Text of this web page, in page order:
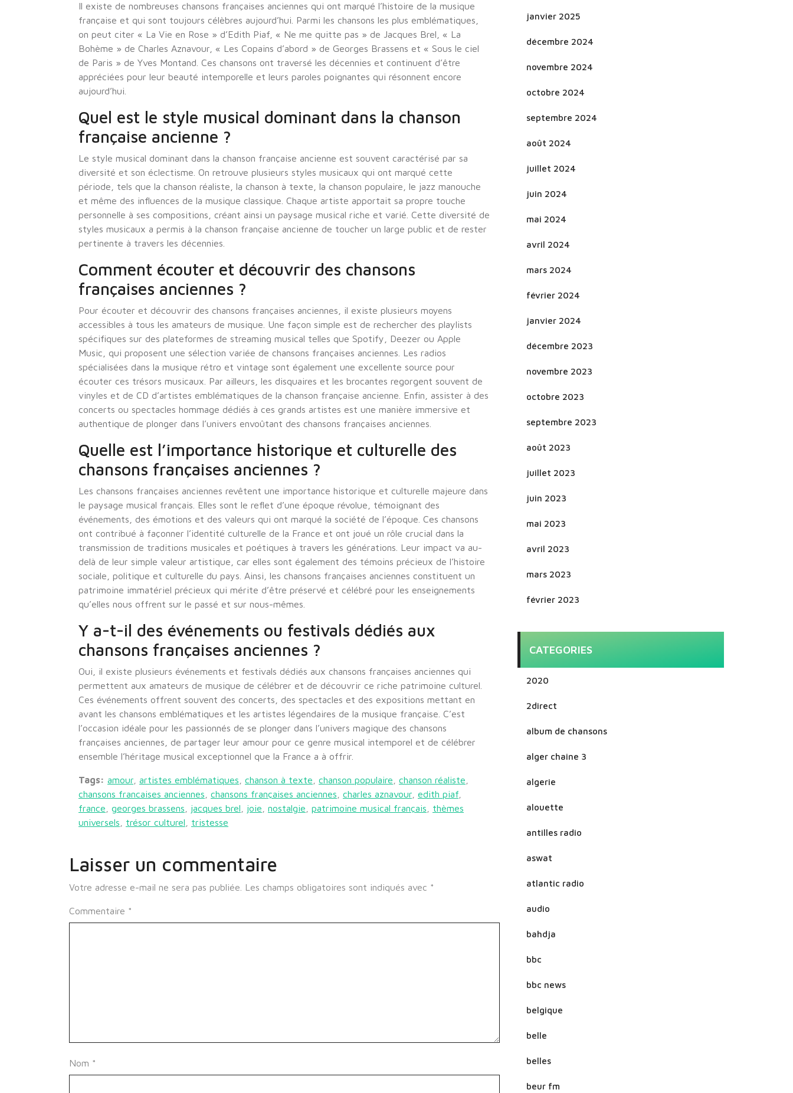
Il existe de nombreuses chansons françaises anciennes qui ont marqué l’histoire de la musique
française et qui sont toujours célèbres aujourd’hui. Parmi les chansons les plus emblématiques,
on peut citer « La Vie en Rose » d’Edith Piaf, « Ne me quitte pas » de Jacques Brel, « La
Bohème » de Charles Aznavour, « Les Copains d’abord » de Georges Brassens et « Sous le ciel
de Paris » de Yves Montand. Ces chansons ont traversé les décennies et continuent d’être
appréciées pour leur beauté intemporelle et leurs paroles poignantes qui résonnent encore
aujourd’hui.
Quel est le style musical dominant dans la chanson
française ancienne ?
Le style musical dominant dans la chanson française ancienne est souvent caractérisé par sa
diversité et son éclectisme. On retrouve plusieurs styles musicaux qui ont marqué cette
période, tels que la chanson réaliste, la chanson à texte, la chanson populaire, le jazz manouche
et même des influences de la musique classique. Chaque artiste apportait sa propre touche
personnelle à ses compositions, créant ainsi un paysage musical riche et varié. Cette diversité de
styles musicaux a permis à la chanson française ancienne de toucher un large public et de rester
pertinente à travers les décennies.
Comment écouter et découvrir des chansons
françaises anciennes ?
Pour écouter et découvrir des chansons françaises anciennes, il existe plusieurs moyens
accessibles à tous les amateurs de musique. Une façon simple est de rechercher des playlists
spécifiques sur des plateformes de streaming musical telles que Spotify, Deezer ou Apple
Music, qui proposent une sélection variée de chansons françaises anciennes. Les radios
spécialisées dans la musique rétro et vintage sont également une excellente source pour
écouter ces trésors musicaux. Par ailleurs, les disquaires et les brocantes regorgent souvent de
vinyles et de CD d’artistes emblématiques de la chanson française ancienne. Enfin, assister à des
concerts ou spectacles hommage dédiés à ces grands artistes est une manière immersive et
authentique de plonger dans l’univers envoûtant des chansons françaises anciennes.
Quelle est l’importance historique et culturelle des
chansons françaises anciennes ?
Les chansons françaises anciennes revêtent une importance historique et culturelle majeure dans
le paysage musical français. Elles sont le reflet d’une époque révolue, témoignant des
événements, des émotions et des valeurs qui ont marqué la société de l’époque. Ces chansons
ont contribué à façonner l’identité culturelle de la France et ont joué un rôle crucial dans la
transmission de traditions musicales et poétiques à travers les générations. Leur impact va au-
delà de leur simple valeur artistique, car elles sont également des témoins précieux de l’histoire
sociale, politique et culturelle du pays. Ainsi, les chansons françaises anciennes constituent un
patrimoine immatériel précieux qui mérite d’être préservé et célébré pour les enseignements
qu’elles nous offrent sur le passé et sur nous-mêmes.
Y a-t-il des événements ou festivals dédiés aux
chansons françaises anciennes ?
Oui, il existe plusieurs événements et festivals dédiés aux chansons françaises anciennes qui
permettent aux amateurs de musique de célébrer et de découvrir ce riche patrimoine culturel.
Ces événements offrent souvent des concerts, des spectacles et des expositions mettant en
avant les chansons emblématiques et les artistes légendaires de la musique française. C’est
l’occasion idéale pour les passionnés de se plonger dans l’univers magique des chansons
françaises anciennes, de partager leur amour pour ce genre musical intemporel et de célébrer
ensemble l’héritage musical exceptionnel que la France a à offrir.
Tags: amour artistes emblématiques chanson à texte chanson populaire chanson réaliste
chansons francaises anciennes
chansons françaises anciennes charles aznavour edith piaf
france
georges brassens jacques brel joie nostalgie patrimoine musical français
thèmes
universels
trésor culturel tristesse
Laisser un commentaire
Votre adresse e-mail ne sera pas publiée. Les champs obligatoires sont indiqués avec *
Commentaire *
Nom *
janvier 2025
décembre 2024
novembre 2024
octobre 2024
septembre 2024
août 2024
juillet 2024
juin 2024
mai 2024
avril 2024
mars 2024
février 2024
janvier 2024
décembre 2023
novembre 2023
octobre 2023
septembre 2023
août 2023
juillet 2023
juin 2023
mai 2023
avril 2023
mars 2023
février 2023
CATEGORIES
2020
2direct
album de chansons
alger chaine 3
algerie
alouette
antilles radio
aswat
atlantic radio
audio
bahdja
bbc
bbc news
belgique
belle
belles
beur fm